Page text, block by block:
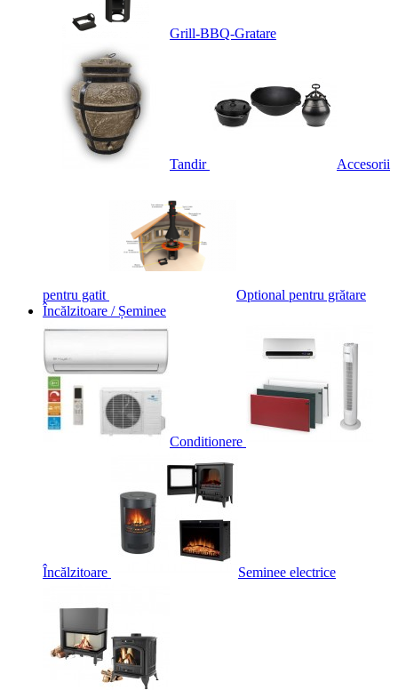
Grill-BBQ-Gratare
Tandir Accesorii
pentru gatit
Optional pentru grătare
Încălzitoare / Șeminee
Conditionere
Încălzitoare Seminee electrice